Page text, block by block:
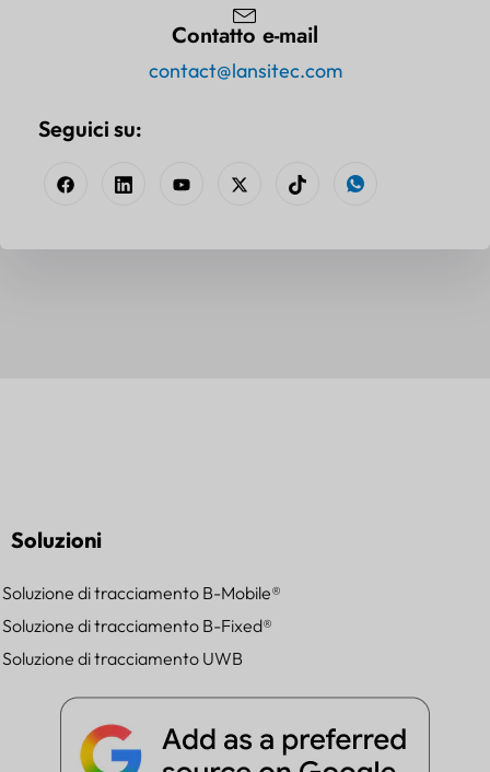
Contatto e-mail
contact@lansitec.com
Seguici su:
Soluzioni
Soluzione di tracciamento B-Mobile®
Soluzione di tracciamento B-Fixed®
Soluzione di tracciamento UWB